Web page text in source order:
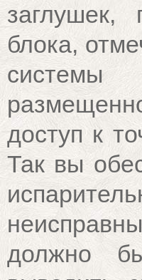
заглушек,
блока,
системы
доступ к
Так вы
должно